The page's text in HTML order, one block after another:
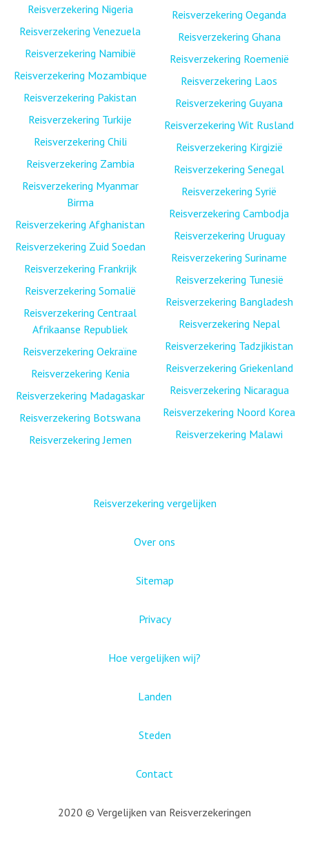
Reisverzekering Nigeria
Reisverzekering Venezuela
Reisverzekering Namibië
Reisverzekering Mozambique
Reisverzekering Pakistan
Reisverzekering Turkije
Reisverzekering Chili
Reisverzekering Zambia
Reisverzekering Myanmar
Birma
Reisverzekering Afghanistan
Reisverzekering Zuid Soedan
Reisverzekering Frankrijk
Reisverzekering Somalië
Reisverzekering Centraal
Afrikaanse Republiek
Reisverzekering Oekraïne
Reisverzekering Kenia
Reisverzekering Madagaskar
Reisverzekering Botswana
Reisverzekering Jemen
Reisverzekering Oeganda
Reisverzekering Ghana
Reisverzekering Roemenië
Reisverzekering Laos
Reisverzekering Guyana
Reisverzekering Wit Rusland
Reisverzekering Kirgizië
Reisverzekering Senegal
Reisverzekering Syrië
Reisverzekering Cambodja
Reisverzekering Uruguay
Reisverzekering Suriname
Reisverzekering Tunesië
Reisverzekering Bangladesh
Reisverzekering Nepal
Reisverzekering Tadzjikistan
Reisverzekering Griekenland
Reisverzekering Nicaragua
Reisverzekering Noord Korea
Reisverzekering Malawi
Reisverzekering vergelijken
Over ons
Sitemap
Privacy
Hoe vergelijken wij?
Landen
Steden
Contact
2020 © Vergelijken van Reisverzekeringen